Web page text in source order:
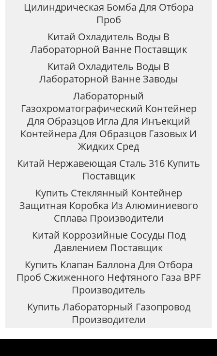
Цилиндрическая Бомба Для Отбора
Проб
Китай Охладитель Воды В
Лабораторной Ванне Поставщик
Китай Охладитель Воды В
Лабораторной Ванне Заводы
Лабораторный
Газохроматографический Контейнер
Для Образцов Игла Для Инъекций
Контейнера Для Образцов Газовых И
Жидких Сред
Китай Нержавеющая Сталь 316 Купить
Поставщик
Купить Стеклянный Контейнер
Защитная Коробка Из Алюминиевого
Сплава Производители
Китай Коррозийные Сосуды Под
Давлением Поставщик
Купить Клапан Баллона Для Отбора
Проб Сжиженного Нефтяного Газа BPF
Производитель
Купить Лабораторный Газопровод
Производители